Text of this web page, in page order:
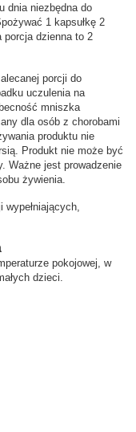
dnia niezbędna do
1 kapsułkę 2
porcja dzienna to 2
porcji do
uczulenia na
mniszka
dla osób z chorobami
produktu nie
Produkt nie może być
Ważne jest prowadzenie
żywienia.
pokojowej, w
dzieci.